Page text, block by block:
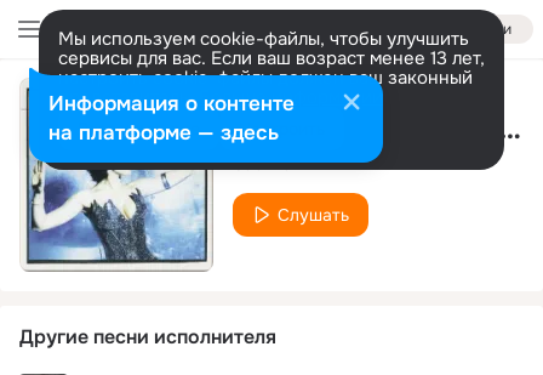
Войти
Мы используем cookie-файлы, чтобы улучшить
сервисы для вас. Если ваш возраст менее 13 лет,
настроить cookie-файлы должен ваш законный
представитель. Больше информации
Разрешить все Настроить Boys (Fred Flaming Remix)
Sabrina
Слушать
Другие песни исполнителя
Информация о контенте
на платформе — здесь